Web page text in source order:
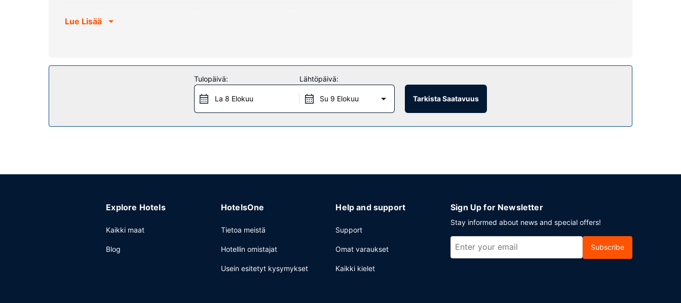
löytyy suihkun ja kylpyammeen yhdistelmä, ilmaiset hygieniatuotteet ja hiustenkuivaaja. Huone siivotaan päivittäin. Huoneissa on työpöytä ja mikroaaltouuni.
Maksullinen mannermainen aamiainen tarjotaan päivittäin klo 6.30–10.00.
Lue Lisää
Tulopäivä:
La 8 Elokuu
Lähtöpäivä:
Su 9 Elokuu Tarkista Saatavuus
Explore Hotels
Kaikki maat
Blog
HotelsOne
Tietoa meistä
Hotellin omistajat
Usein esitetyt kysymykset
Help and support
Support
Omat varaukset
Kaikki kielet
Sign Up for Newsletter
Stay informed about news and special offers!
Subscribe